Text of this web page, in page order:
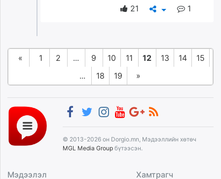
21
1
« 1 2 ... 9 10 11 12 13 14
15
...
18 19 »
© 2013-2026 он Dorgio.mn, Мэдээллийн хөтөч
MGL Media Group бүтээсэн.
Мэдээлэл Хамтрагч